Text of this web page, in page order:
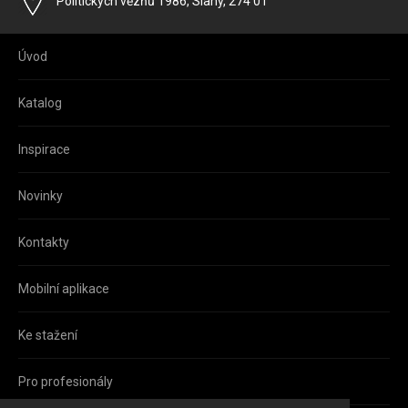
Úvod
Katalog
Inspirace
Novinky
Kontakty
Mobilní aplikace
Ke stažení
Pro profesionály